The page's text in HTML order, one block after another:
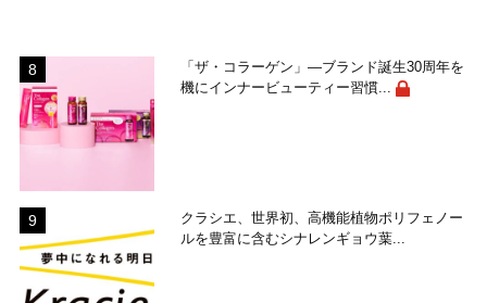
「ザ・コラーゲン」―ブランド誕生30周年を
機にインナービューティー習慣...
クラシエ、世界初、高機能植物ポリフェノー
ルを豊富に含むシナレンギョウ葉...